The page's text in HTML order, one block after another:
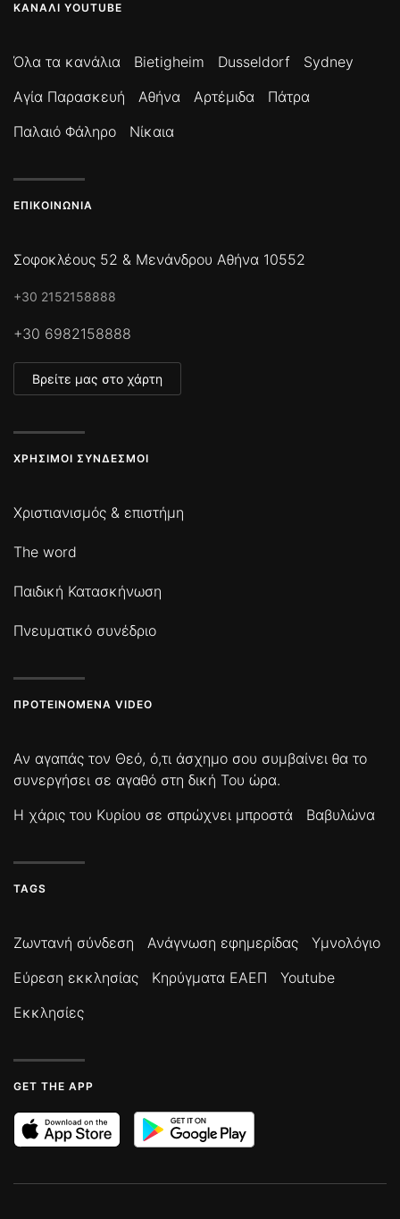
ΚΑΝΆΛΙ YOUTUBE
Όλα τα κανάλια Bietigheim Dusseldorf
Sydney
Αγία Παρασκευή
Αθήνα Αρτέμιδα
Πάτρα
Παλαιό Φάληρο
Νίκαια
ΕΠΙΚΟΙΝΩΝΊΑ
Σοφοκλέους 52 & Μενάνδρου Αθήνα 10552
+30 2152158888
+30 6982158888
Βρείτε μας στο χάρτη
ΧΡΉΣΙΜΟΙ ΣΎΝΔΕΣΜΟΙ
Χριστιανισμός & επιστήμη
The word
Παιδική Κατασκήνωση
Πνευματικό συνέδριο
ΠΡΟΤΕΙΝΌΜΕΝΑ VIDEO
Αν αγαπάς τον Θεό, ό,τι άσχημο σου συμβαίνει θα το
συνεργήσει σε αγαθό στη δική Του ώρα.
Η χάρις του Κυρίου σε σπρώχνει μπροστά
Βαβυλώνα
TAGS
Ζωντανή σύνδεση Ανάγνωση εφημερίδας
Υμνολόγιο
Εύρεση εκκλησίας
Κηρύγματα ΕΑΕΠ
Youtube
Εκκλησίες
GET THE APP